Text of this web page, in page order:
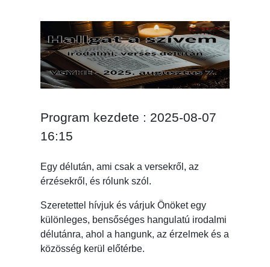
Program kezdete : 2025-08-07
16:15
Egy délután, ami csak a versekről, az
érzésekről, és rólunk szól.
Szeretettel hívjuk és várjuk Önöket egy
különleges, bensőséges hangulatú irodalmi
délutánra, ahol a hangunk, az érzelmek és a
közösség kerül előtérbe.